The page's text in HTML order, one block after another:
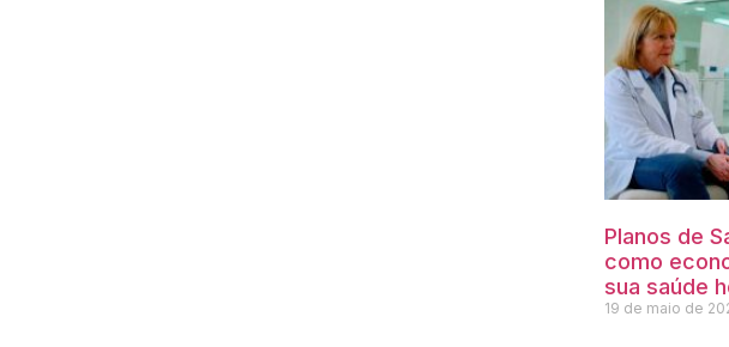
Planos de
como
sua saúde
19 de maio de